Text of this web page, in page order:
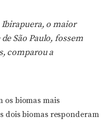
Ibirapuera, o maior
São Paulo, fossem
comparou a
os biomas mais
dois biomas responderam